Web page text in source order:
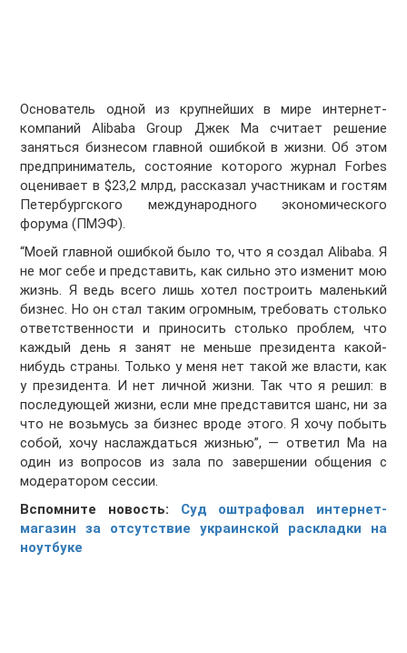
Основатель одной из крупнейших в мире интернет-
компаний Alibaba Group Джек Ма считает решение
заняться бизнесом главной ошибкой в жизни. Об этом
предприниматель, состояние которого журнал Forbes
оценивает в $23,2 млрд, рассказал участникам и гостям
Петербургского международного экономического
форума (ПМЭФ).
“Моей главной ошибкой было то, что я создал Alibaba. Я
не мог себе и представить, как сильно это изменит мою
жизнь. Я ведь всего лишь хотел построить маленький
бизнес. Но он стал таким огромным, требовать столько
ответственности и приносить столько проблем, что
каждый день я занят не меньше президента какой-
нибудь страны. Только у меня нет такой же власти, как
у президента. И нет личной жизни. Так что я решил: в
последующей жизни, если мне представится шанс, ни за
что не возьмусь за бизнес вроде этого. Я хочу побыть
собой, хочу наслаждаться жизнью”, — ответил Ма на
один из вопросов из зала по завершении общения с
модератором сессии.
Вспомните новость: Суд оштрафовал интернет-
магазин за отсутствие украинской раскладки на
ноутбуке